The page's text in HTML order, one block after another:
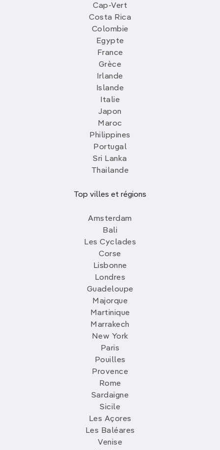
Cap-Vert
Costa Rica
Colombie
Egypte
France
Grèce
Irlande
Islande
Italie
Japon
Maroc
Philippines
Portugal
Sri Lanka
Thailande
Top villes et régions
Amsterdam
Bali
Les Cyclades
Corse
Lisbonne
Londres
Guadeloupe
Majorque
Martinique
Marrakech
New York
Paris
Pouilles
Provence
Rome
Sardaigne
Sicile
Les Açores
Les Baléares
Venise